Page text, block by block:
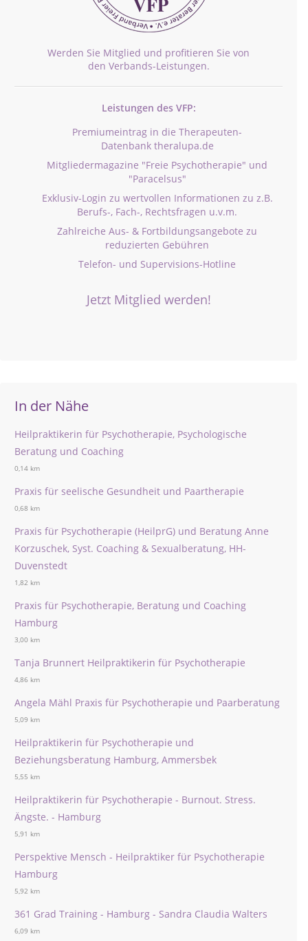
Werden Sie Mitglied und profitieren Sie von
den Verbands-Leistungen.
Leistungen des VFP:
Premiumeintrag in die Therapeuten-
Datenbank theralupa.de
Mitgliedermagazine "Freie Psychotherapie" und
"Paracelsus"
Exklusiv-Login zu wertvollen Informationen zu z.B.
Berufs-, Fach-, Rechtsfragen u.v.m.
Zahlreiche Aus- & Fortbildungsangebote zu
reduzierten Gebühren
Telefon- und Supervisions-Hotline
Jetzt Mitglied werden!
In der Nähe
Heilpraktikerin für Psychotherapie, Psychologische
Beratung und Coaching
0,14 km
Praxis für seelische Gesundheit und Paartherapie
0,68 km
Praxis für Psychotherapie (HeilprG) und Beratung Anne
Korzuschek, Syst. Coaching & Sexualberatung, HH-
Duvenstedt
1,82 km
Praxis für Psychotherapie, Beratung und Coaching
Hamburg
3,00 km
Tanja Brunnert Heilpraktikerin für Psychotherapie
4,86 km
Angela Mähl Praxis für Psychotherapie und Paarberatung
5,09 km
Heilpraktikerin für Psychotherapie und
Beziehungsberatung Hamburg, Ammersbek
5,55 km
Heilpraktikerin für Psychotherapie - Burnout. Stress.
Ängste. - Hamburg
5,91 km
Perspektive Mensch - Heilpraktiker für Psychotherapie
Hamburg
5,92 km
361 Grad Training - Hamburg - Sandra Claudia Walters
6,09 km